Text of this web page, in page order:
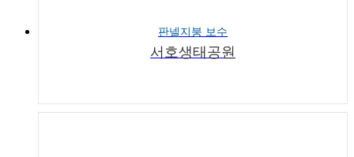
판넬지붕 보수
서호생태공원